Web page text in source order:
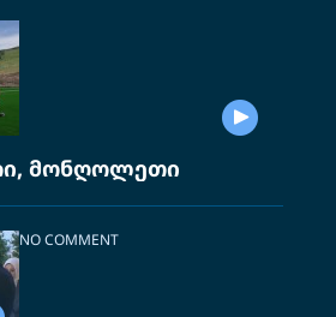
მონღოლეთი
NO COMMENT